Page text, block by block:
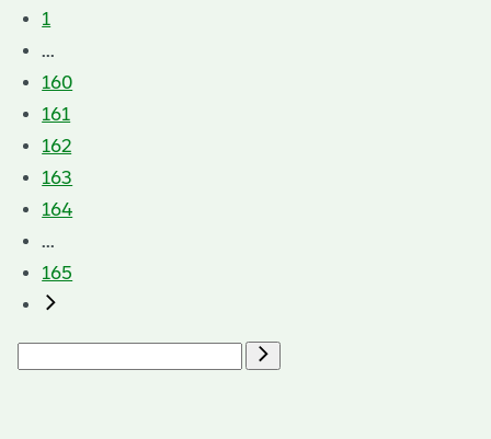
1
...
160
161
162
163
164
...
165